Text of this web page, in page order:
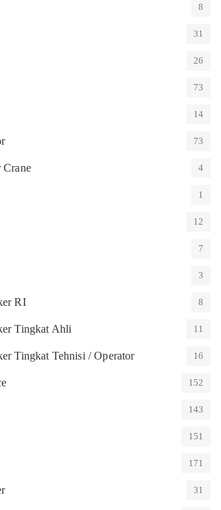
8
31
26
73
14
73
Crane 4
1
12
7
3
RI 8
Tingkat Ahli 11
Tingkat Tehnisi / Operator 16
152
143
151
171
31